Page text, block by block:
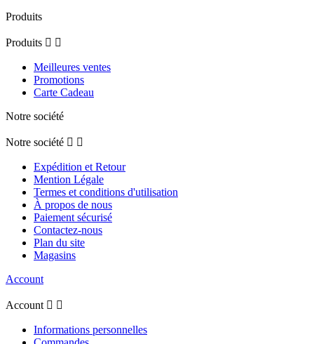
Produits
Produits  
Meilleures ventes
Promotions
Carte Cadeau
Notre société
Notre société  
Expédition et Retour
Mention Légale
Termes et conditions d'utilisation
À propos de nous
Paiement sécurisé
Contactez-nous
Plan du site
Magasins
Account
Account  
Informations personnelles